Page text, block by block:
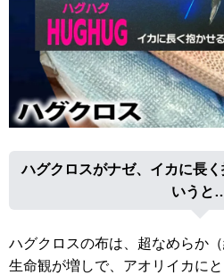
ハグクロスがナゼ、イカに長
いうと
ハグクロスの布は、超なめらか
生命観が増しで、アオリイカに